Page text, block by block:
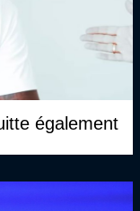
également